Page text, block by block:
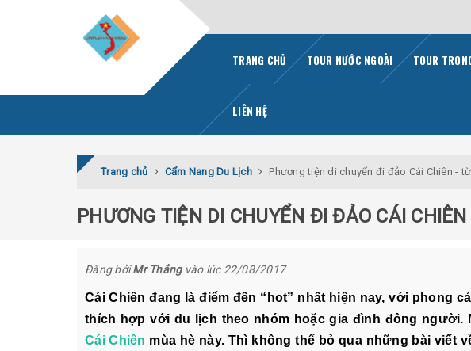
TRANG CHỦ TOUR NƯỚC NGOÀI TOUR
LIÊN HỆ
Trang chủ Cẩm Nang Du Lịch Phương tiện di chuyển đi đảo Cái Chiên -
PHƯƠNG TIỆN DI CHUYỂN ĐI ĐẢO CÁI CHIÊN
Đăng bởiMr Thắngvào lúc 22/08/2017
Cái Chiên đang là điểm đến “hot” nhất hiện nay, với phong
thích hợp với du lịch theo nhóm hoặc gia đình đông người.
Cái Chiên mùa hè này. Thì không thể bỏ qua những bài viết